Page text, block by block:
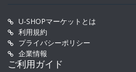
U-SHOPマーケットとは
利用規約
プライバシーポリシー
企業情報
ご利用ガイド